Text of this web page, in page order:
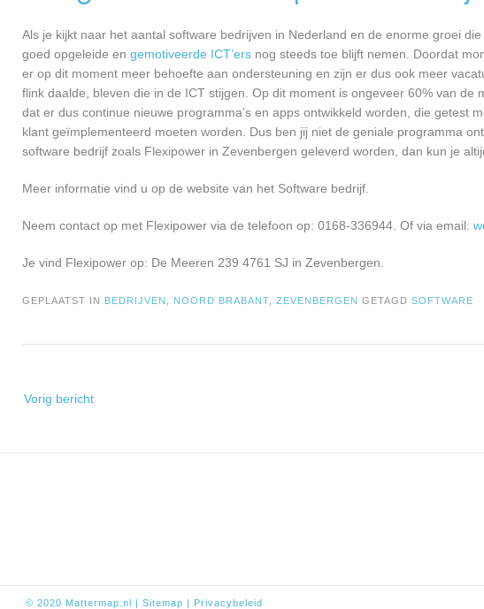
Als je kijkt naar het aantal software bedrijven in Nederland en de enorme groei
goed opgeleide en gemotiveerde ICT’ers nog steeds toe blijft nemen. Doordat
er op dit moment meer behoefte aan ondersteuning en zijn er dus ook meer
flink daalde, bleven die in de ICT stijgen. Op dit moment is ongeveer 60% van
dat er dus continue nieuwe programma’s en apps ontwikkeld worden, die getest
klant geïmplementeerd moeten worden. Dus ben jij niet de geniale programma
software bedrijf zoals Flexipower in Zevenbergen geleverd worden, dan kun je
Meer informatie vind u op de website van het Software bedrijf.
Neem contact op met Flexipower via de telefoon op: 0168-336944. Of via email:
Je vind Flexipower op: De Meeren 239 4761 SJ in Zevenbergen.
GEPLAATST IN BEDRIJVEN NOORD BRABANT ZEVENBERGEN GETAGD SOFTWARE
navigatie
Vorig bericht
© 2020 Mattermap.nl | Sitemap | Privacybeleid